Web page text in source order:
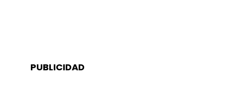
PUBLICIDAD